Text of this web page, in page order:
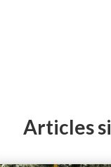
Articles